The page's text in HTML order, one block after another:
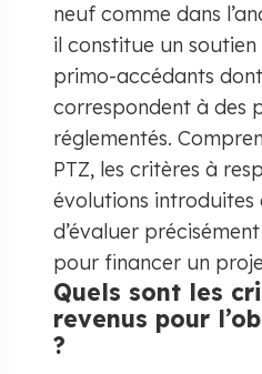
neuf comme dans
il constitue un
primo-accédants
correspondent à des
réglementés.
PTZ, les critères à
évolutions introduites
d’évaluer
pour financer un
Quels sont les
revenus pour
?